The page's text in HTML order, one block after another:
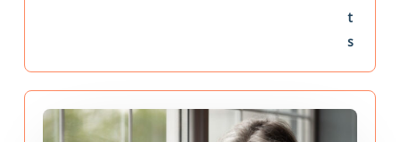
t
s